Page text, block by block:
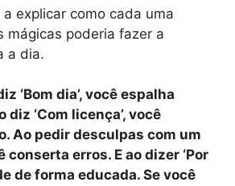
explicar como cada uma
mágicas poderia fazer a
a dia.
‘Bom dia’, você espalha
‘Com licença’, você
Ao pedir desculpas com um
conserta erros. E ao dizer ‘Por
de forma educada. Se você